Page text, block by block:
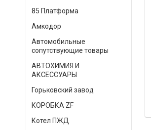
85 Платформа
Амкодор
Автомобильные
сопутствующие товары
АВТОХИМИЯ И
АКСЕССУАРЫ
Горьковский завод
КОРОБКА ZF
Котел ПЖД
Трубка змеевик (охладитель)
МЕДНАЯ (ПАО КАМА) КАМА
ПАО
Артикул:53205-3506190-10
4 323,00 Р